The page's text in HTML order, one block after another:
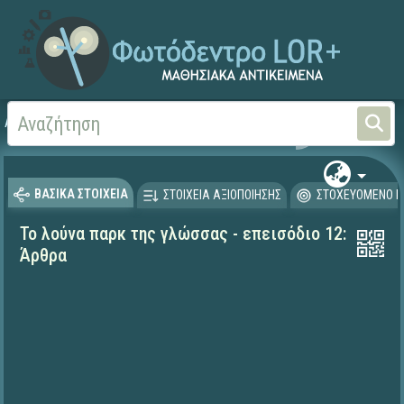
Αρχική
ΒΑΣΙΚΑ ΣΤΟΙΧΕΙΑ ΣΤΟΙΧΕΙΑ ΑΞΙΟΠΟΙΗΣΗΣ ΣΤΟΧΕΥΟΜΕΝΟ
Το λούνα παρκ της γλώσσας - επεισόδιο 12:
Άρθρα